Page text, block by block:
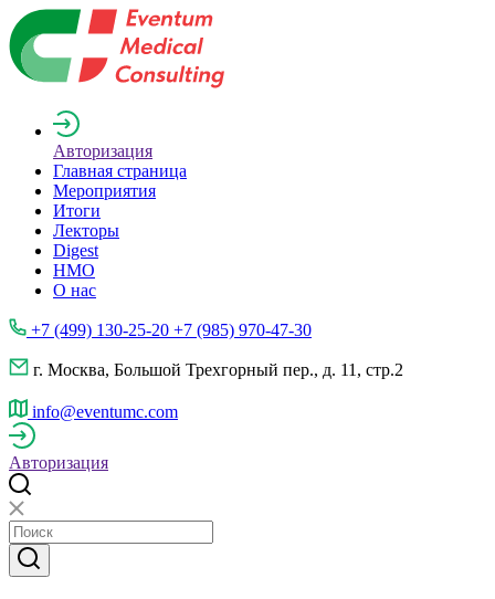
Авторизация
Главная страница
Мероприятия
Итоги
Лекторы
Digest
НМО
О нас
+7 (499) 130-25-20 +7 (985) 970-47-30
г. Москва, Большой Трехгорный пер., д. 11, стр.2
info@eventumc.com
Авторизация